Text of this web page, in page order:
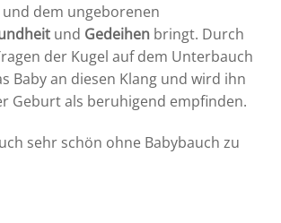
dem ungeborenen
und Gedeihen bringt. Durch
der Kugel auf dem Unterbauch
Baby an diesen Klang und wird ihn
Geburt als beruhigend empfinden.
sehr schön ohne Babybauch zu